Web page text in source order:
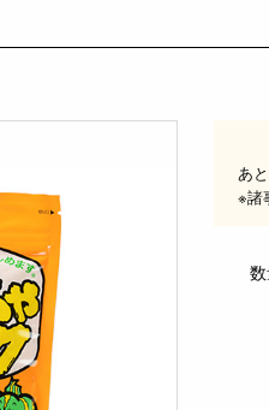
あと
※諸